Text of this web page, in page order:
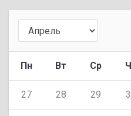
Пн Вт Ср
27 28 29